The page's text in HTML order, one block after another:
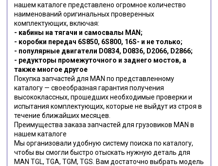
нашем каталоге представлено огромное количество
наименований оригинальных проверенных
комплектующих, включая:
- кабины на тягачи и самосвалы MAN;
- коробки передач 6S850, 6S800, 16S- и не только;
- популярные двигатели D0834, D0836, D2066, D2866;
- редукторы промежуточного и заднего мостов, а
также многое другое
Покупка запчастей для MAN по представленному
каталогу — своеобразная гарантия получения
высококлассных, прошедших необходимые проверки и
испытания комплектующих, которые не выйдут из строя в
течение ближайших месяцев.
Преимущества заказа запчастей для грузовиков MAN в
нашем каталоге
Мы организовали удобную систему поиска по каталогу,
чтобы вы смогли быстро отыскать нужную деталь для
MAN TGL, TGA, TGM, TGS. Вам достаточно выбрать модель